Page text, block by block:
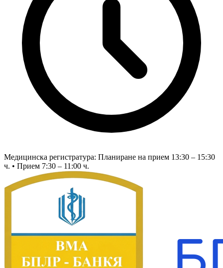
Медицинска регистратура: Планиране на прием 13:30 – 15:30
ч. • Прием 7:30 – 11:00 ч.